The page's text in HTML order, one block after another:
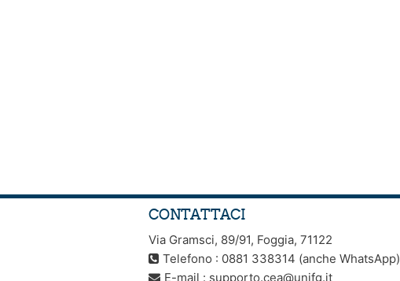
CONTATTACI
Via Gramsci, 89/91, Foggia, 71122
Telefono : 0881 338314 (anche WhatsApp)
E-mail : supporto.cea@unifg.it